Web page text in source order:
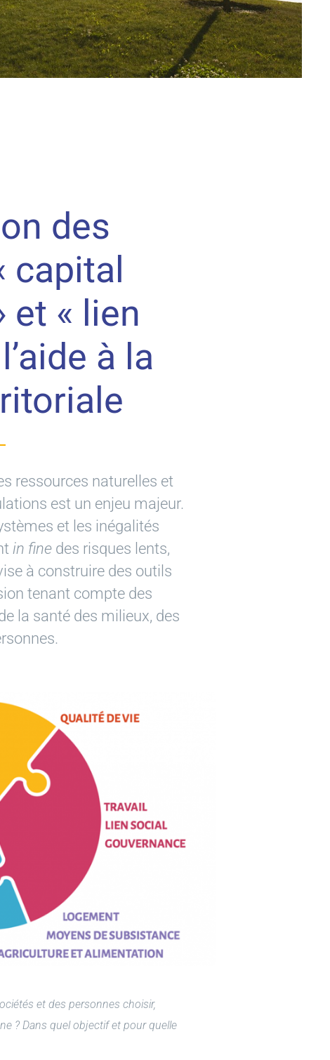
des
capital
et « lien
à la
ressources naturelles et
est un enjeu majeur.
et les inégalités
in fine des risques lents,
à construire des outils
tenant compte des
la santé des milieux, des
et des personnes choisir,
? Dans quel objectif et pour quelle